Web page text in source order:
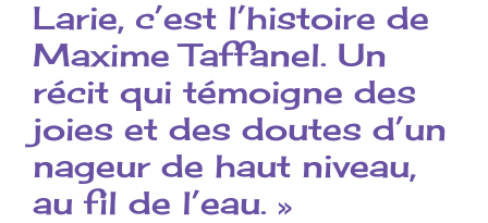
Larie, c’est l’histoire de
Maxime Taffanel. Un
récit qui témoigne des
joies et des doutes d’un
nageur de haut niveau,
au fil de l’eau. »